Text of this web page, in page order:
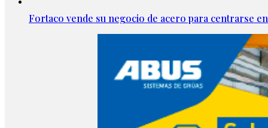
Fortaco vende su negocio de acero para centrarse